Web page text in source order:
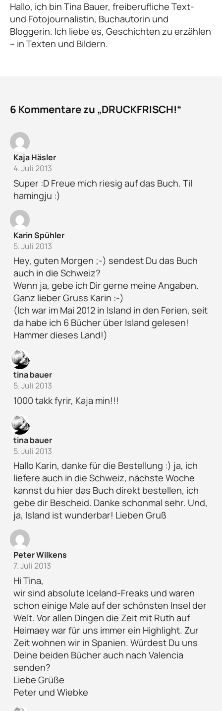
Hallo, ich bin Tina Bauer, freiberufliche Text-
und Fotojournalistin, Buchautorin und
Bloggerin. Ich liebe es, Geschichten zu erzählen
– in Texten und Bildern.
6 Kommentare zu „DRUCKFRISCH!“
Kaja Häsler
4. Juli 2013
Super :D Freue mich riesig auf das Buch. Til
hamingju :)
Karin Spühler
5. Juli 2013
Hey, guten Morgen ;-) sendest Du das Buch
auch in die Schweiz?
Wenn ja, gebe ich Dir gerne meine Angaben.
Ganz lieber Gruss Karin :-)
(Ich war im Mai 2012 in Island in den Ferien, seit
da habe ich 6 Bücher über Island gelesen!
Hammer dieses Land!)
tina bauer
5. Juli 2013
1000 takk fyrir, Kaja min!!!
tina bauer
5. Juli 2013
Hallo Karin, danke für die Bestellung :) ja, ich
liefere auch in die Schweiz, nächste Woche
kannst du hier das Buch direkt bestellen, ich
gebe dir Bescheid. Danke schonmal sehr. Und,
ja, Island ist wunderbar! Lieben Gruß
Peter Wilkens
7. Juli 2013
Hi Tina,
wir sind absolute Iceland-Freaks und waren
schon einige Male auf der schönsten Insel der
Welt. Vor allen Dingen die Zeit mit Ruth auf
Heimaey war für uns immer ein Highlight. Zur
Zeit wohnen wir in Spanien. Würdest Du uns
Deine beiden Bücher auch nach Valencia
senden?
Liebe Grüße
Peter und Wiebke